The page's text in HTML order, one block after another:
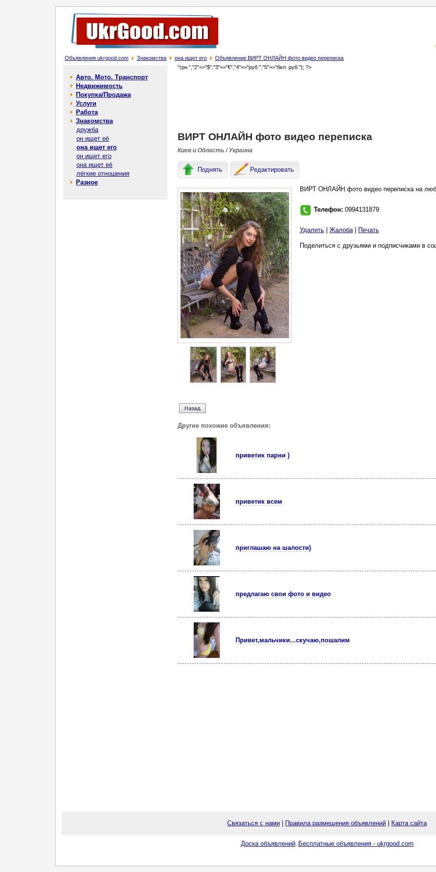
Объявления ukrgood.com Знакомства она ищет его Объявление ВИРТ ОНЛАЙН фото видео переписка
Авто. Мото. Транспорт
Недвижимость
Покупка/Продажа
Услуги
Работа
Знакомства
дружба
он ищет её
она ищет его
он ищет его
она ищет её
лёгкие отношения
Разное
"грн.","2"=>"$","3"=>"€","4"=>"руб.","5"=>"бел. руб."); ?>
ВИРТ ОНЛАЙН фото видео переписка
Киев и Область / Украина
Поднять Редактировать
ВИРТ ОНЛАЙН фото видео переписка на
Телефон: 0994131879
Удалить Жалоба| Печать
Поделиться с друзьями и подписчиками в
Другие похожие объявления:
приветик парни )
приветик всем
приглашаю на шалости)
предлагаю свои фото и видео
Привет,мальчики...скучаю,пошалим
Связаться с нами Правила размещения объявлений Карта сайта
Доска объявлений. Бесплатные объявления - ukrgood.com